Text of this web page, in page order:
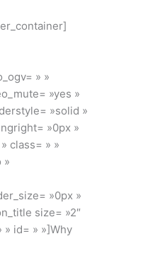
» »
»yes »
»solid »
»0px »
class= » »
»
»0px »
size= »2″
» id= » »]Why